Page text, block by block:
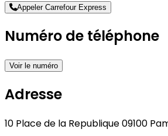
Appeler Carrefour Express
Numéro de téléphone
Voir le numéro
Adresse
10 Place de la Republique 09100